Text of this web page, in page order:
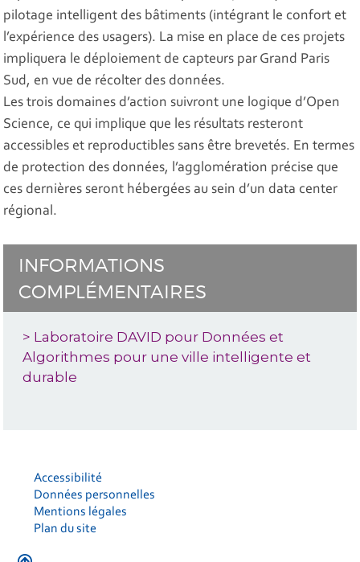
pilotage intelligent des bâtiments (intégrant le confort et
l’expérience des usagers). La mise en place de ces projets
impliquera le déploiement de capteurs par Grand Paris
Sud, en vue de récolter des données.
Les trois domaines d’action suivront une logique d’Open
Science, ce qui implique que les résultats resteront
accessibles et reproductibles sans être brevetés. En termes
de protection des données, l’agglomération précise que
ces dernières seront hébergées au sein d’un data center
régional.
INFORMATIONS
COMPLÉMENTAIRES
> Laboratoire DAVID pour Données et
Algorithmes pour une ville intelligente et
durable
Accessibilité
Données personnelles
Mentions légales
Plan du site